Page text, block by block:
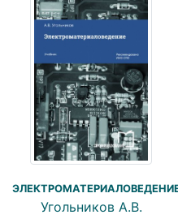
Угольников А.В.